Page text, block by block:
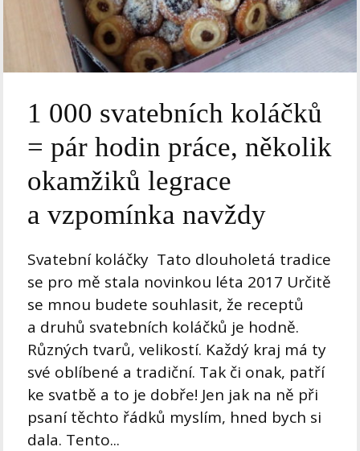
1 000 svatebních koláčků
= pár hodin práce, několik
okamžiků legrace
a vzpomínka navždy
Svatební koláčky Tato dlouholetá tradice
se pro mě stala novinkou léta 2017 Určitě
se mnou budete souhlasit, že receptů
a druhů svatebních koláčků je hodně.
Různých tvarů, velikostí. Každý kraj má ty
své oblíbené a tradiční. Tak či onak, patří
ke svatbě a to je dobře! Jen jak na ně při
psaní těchto řádků myslím, hned bych si
dala. Tento...